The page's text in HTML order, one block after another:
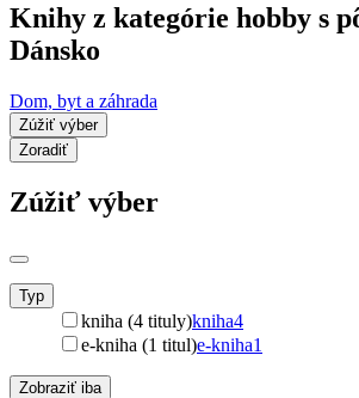
Knihy z kategórie hobby s
Dánsko
Dom, byt a záhrada
Zúžiť výber
Zoradiť
Zúžiť výber
Typ
kniha (4 tituly)kniha4
e-kniha (1 titul)e-kniha1
Zobraziť iba